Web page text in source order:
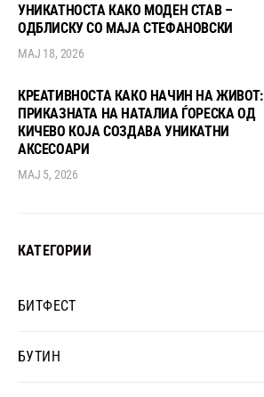
УНИКАТНОСТА КАКО МОДЕН СТАВ –
ОДБЛИСКУ СО МАЈА СТЕФАНОВСКИ
МАЈ 18, 2026
КРЕАТИВНОСТА КАКО НАЧИН НА ЖИВОТ:
ПРИКАЗНАТА НА НАТАЛИА ЃОРЕСКА ОД
КИЧЕВО КОЈА СОЗДАВА УНИКАТНИ
АКСЕСОАРИ
МАЈ 5, 2026
КАТЕГОРИИ
БИТФЕСТ
БУТИН